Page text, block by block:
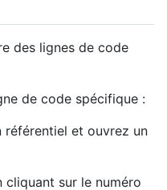
des lignes de code
de code spécifique :
référentiel et ouvrez un
cliquant sur le numéro